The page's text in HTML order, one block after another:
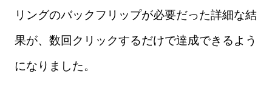
リングのバックフリップが必要だった詳細な結
果が、数回クリックするだけで達成できるよう
になりました。